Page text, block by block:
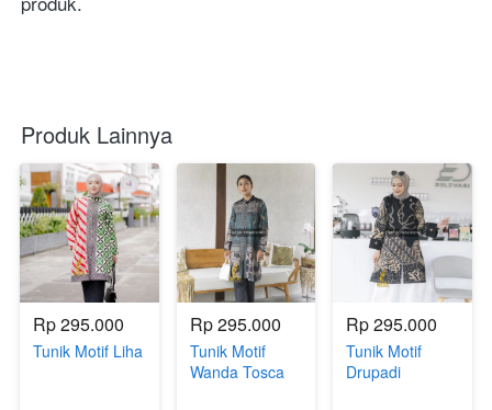
Produk Lainnya
Rp 295.000
Tunik Motif Liha
Rp 295.000
Tunik Motif
Wanda Tosca
Rp 295.000
Tunik Motif
Drupadi